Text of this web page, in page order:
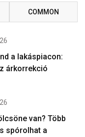
COMMON
a lakáspiacon:
árkorrekció
van? Több
spórolhat a